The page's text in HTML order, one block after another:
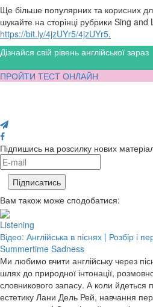
Ще ​більше популярних та корисних
шукайте на сторінці рубрики Sing and
https://bit.ly/4jzUYr5/4jzUYr5.
Дізнайся свій рівень англійської зараз
ПРОЙТИ ТЕСТ ОНЛАЙН
Підпишись на розсилку нових
Вам також може сподобатися:
Listening
Відео: Англійська в піснях | Розбір і
Summertime Sadness
Ми любимо вчити англійську через
шлях до природної інтонації,
словникового запасу. А коли йдеться
естетику Лани Дель Рей, навчання